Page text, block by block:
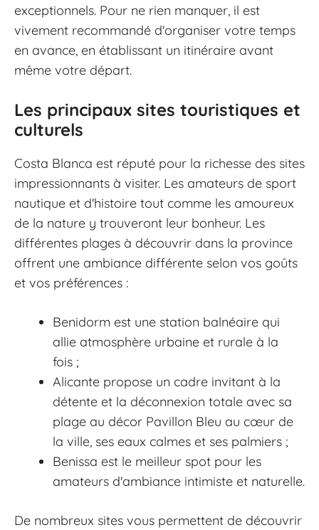
exceptionnels. Pour ne rien manquer, il est
vivement recommandé d'organiser votre temps
en avance, en établissant un itinéraire avant
même votre départ.
Les principaux sites touristiques et
culturels
Costa Blanca est réputé pour la richesse des sites
impressionnants à visiter. Les amateurs de sport
nautique et d'histoire tout comme les amoureux
de la nature y trouveront leur bonheur. Les
différentes plages à découvrir dans la province
offrent une ambiance différente selon vos goûts
et vos préférences :
Benidorm est une station balnéaire qui
allie atmosphère urbaine et rurale à la
fois ;
Alicante propose un cadre invitant à la
détente et la déconnexion totale avec sa
plage au décor Pavillon Bleu au cœur de
la ville, ses eaux calmes et ses palmiers ;
Benissa est le meilleur spot pour les
amateurs d'ambiance intimiste et naturelle.
De nombreux sites vous permettent de découvrir